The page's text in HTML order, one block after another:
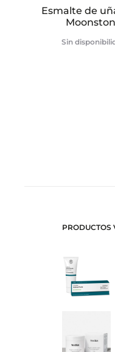
Esmalte de
Sin
PRODUCTOS